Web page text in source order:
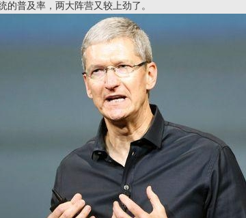
的普及率，两大阵营又较上劲了。